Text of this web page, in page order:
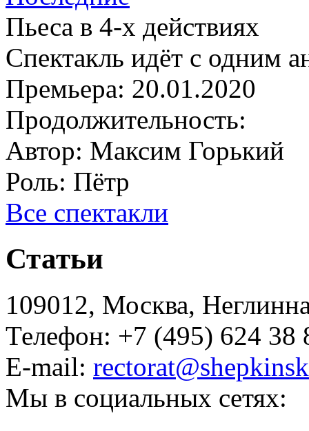
Пьеса в 4-х действиях
Спектакль идёт с одним
Премьера: 20.01.2020
Продолжительность:
Автор: Максим Горький
Роль: Пётр
Все спектакли
Статьи
109012, Москва,
Телефон: +7 (495) 624 38
E-mail:
Мы в социальных сетях: